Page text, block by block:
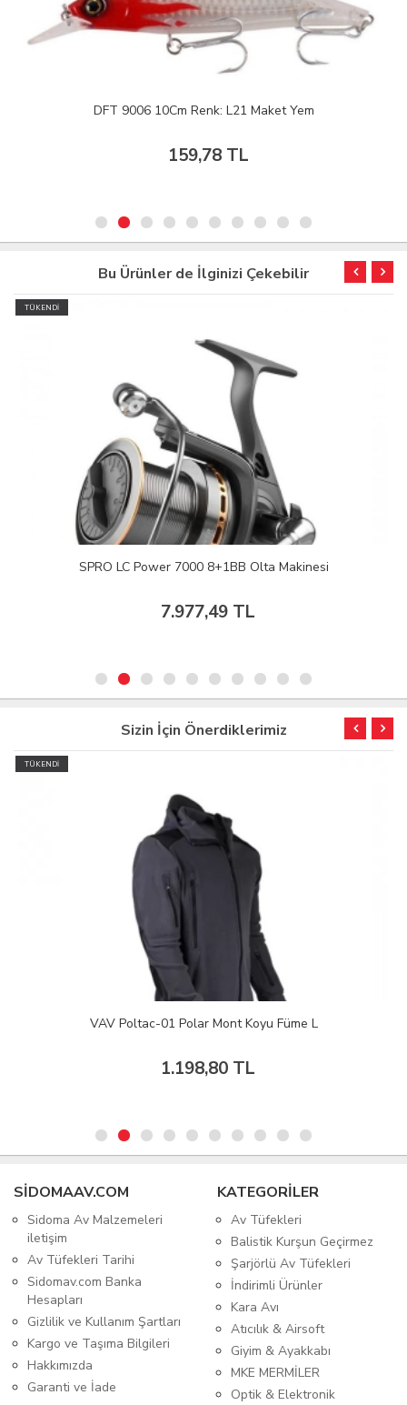
DFT 9006 10Cm Renk: L21 Maket Yem
159,78 TL
Bu Ürünler de İlginizi Çekebilir
TÜKENDİ
SPRO LC Power 7000 8+1BB Olta Makinesi
7.977,49 TL
Sizin İçin Önerdiklerimiz
TÜKENDİ
VAV Poltac-01 Polar Mont Koyu Füme L
1.198,80 TL
SIDOMAAV.COM
Sidoma Av Malzemeleri
iletişim
Av Tüfekleri Tarihi
Sidomav.com Banka
Hesapları
Gizlilik ve Kullanım Şartları
Kargo ve Taşıma Bilgileri
Hakkımızda
Garanti ve İade
KATEGORİLER
Av Tüfekleri
Balistik Kurşun Geçirmez
Şarjörlü Av Tüfekleri
İndirimli Ürünler
Kara Avı
Atıcılık & Airsoft
Giyim & Ayakkabı
MKE MERMİLER
Optik & Elektronik